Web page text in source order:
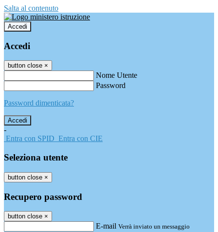
Salta al contenuto
Accedi
Accedi
button close ×
Nome Utente
Password
Password dimenticata?
-
Entra con SPID Entra con CIE
Seleziona utente
button close ×
Recupero password
button close ×
E-mail Verrà inviato un messaggio